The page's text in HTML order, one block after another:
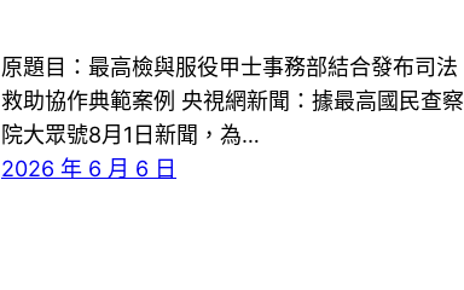
原題目：最高檢與服役甲士事務部結合發布司法
救助協作典範案例 央視網新聞：據最高國民查察
院大眾號8月1日新聞，為…
2026 年 6 月 6 日